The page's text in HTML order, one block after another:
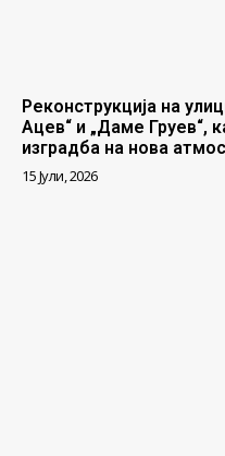
Реконструкција на
Ацев“ и „Даме Груев“,
изградба на нова
15 Јули, 2026